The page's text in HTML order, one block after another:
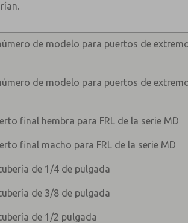
de modelo para puertos de
de modelo para puertos de
final hembra para FRL de la serie MD
final macho para FRL de la serie MD
de 1/4 de pulgada
de 3/8 de pulgada
de 1/2 pulgada